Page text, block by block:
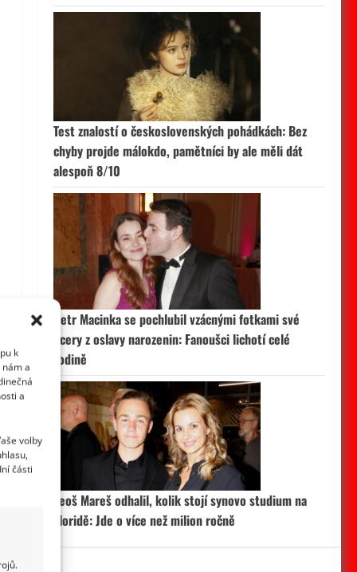
k
a
a
volby
části
Test znalostí o československých pohádkách: Bez
chyby projde málokdo, pamětníci by ale měli dát
alespoň 8/10
Petr Macinka se pochlubil vzácnými fotkami své
dcery z oslavy narozenin: Fanoušci lichotí celé
rodině
Leoš Mareš odhalil, kolik stojí synovo studium na
Floridě: Jde o více než milion ročně